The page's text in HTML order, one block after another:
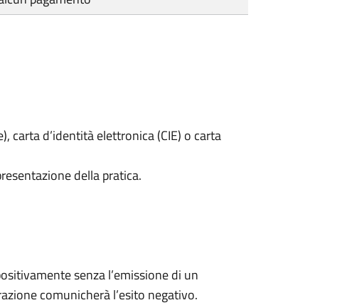
carta d’identità elettronica (CIE) o carta
della pratica.
senza l’emissione di un
comunicherà l’esito negativo.